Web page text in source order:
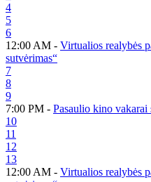
4
5
6
12:00 AM - Virtualios realybės
sutvėrimas“
7
8
9
7:00 PM - Pasaulio kino
10
11
12
13
12:00 AM - Virtualios realybės